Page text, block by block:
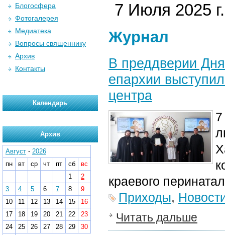
7 Июля 2025 г.
Журнал
В преддверии
епархии
центра
краевого
Приходы,
Читать дальше
Блогосфера
Фотогалерея
Медиатека
Вопросы священнику
Архив
Контакты
Календарь
Архив
Август - 2026
пн
вт ср чт пт сб
вс
1
2
3
4 5 6 7 8
9
10
11 12 13 14 15
16
17
18 19 20 21 22
23
24
25 26 27 28 29
30